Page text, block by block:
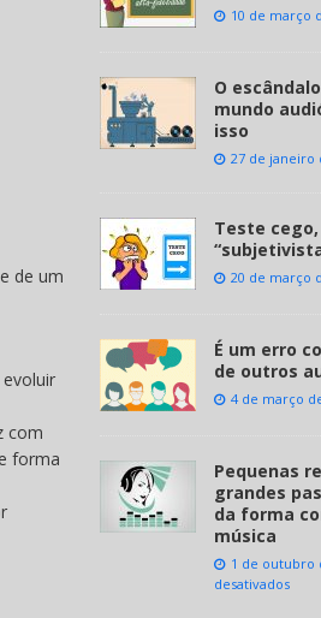
de um
com
forma
10 de março
O
mundo
isso
27 de janeiro
Teste
20 de março
É um erro
de outros
4 de março
Pequenas
grandes
da forma
música
1 de outubro
desativados